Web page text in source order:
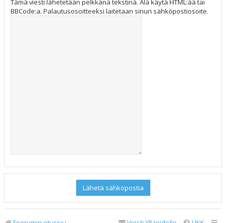
Tämä viesti lähetetään pelkkänä tekstinä. Älä käytä HTML:ää tai
BBCode:a. Palautusosoitteeksi laitetaan sinun sähköpostiosoite.